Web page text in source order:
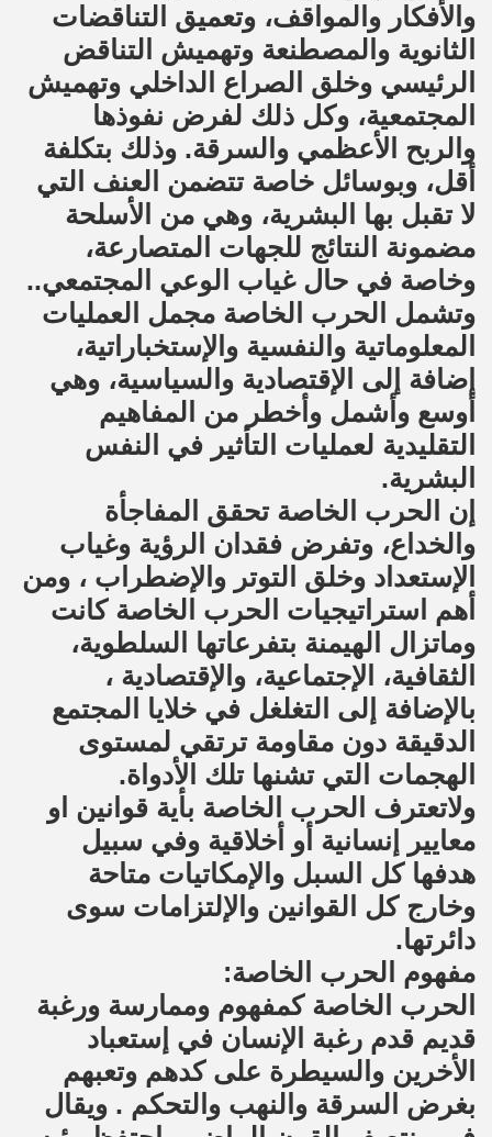
والأفكار والمواقف، وتعميق التناقضات
الثانوية والمصطنعة وتهميش التناقض
الرئيسي وخلق الصراع الداخلي وتهميش
المجتمعية، وكل ذلك لفرض نفوذها
والربح الأعظمي والسرقة. وذلك بتكلفة
أقل، وبوسائل خاصة تتضمن العنف التي
لا تقبل بها البشرية، وهي من الأسلحة
مضمونة النتائج للجهات المتصارعة،
وخاصة في حال غياب الوعي المجتمعي..
وتشمل الحرب الخاصة مجمل العمليات
المعلوماتية والنفسية والإستخباراتية،
إضافة إلى الإقتصادية والسياسية، وهي
أوسع وأشمل وأخطر من المفاهيم
التقليدية لعمليات التأثير في النفس
البشرية.
إن الحرب الخاصة تحقق المفاجأة
والخداع، وتفرض فقدان الرؤية وغياب
الإستعداد وخلق التوتر والإضطراب ، ومن
أهم استراتيجيات الحرب الخاصة كانت
وماتزال الهيمنة بتفرعاتها السلطوية،
الثقافية، الإجتماعية، والإقتصادية ،
بالإضافة إلى التغلغل في خلايا المجتمع
الدقيقة دون مقاومة ترتقي لمستوى
الهجمات التي تشنها تلك الأدواة.
ولاتعترف الحرب الخاصة بأية قوانين او
معايير إنسانية أو أخلاقية وفي سبيل
هدفها كل السبل والإمكاتيات متاحة
وخارج كل القوانين والإلتزامات سوى
دائرتها.
مفهوم الحرب الخاصة:
الحرب الخاصة كمفهوم وممارسة ورغبة
قديم قدم رغبة الإنسان في إستعباد
الأخرين والسيطرة على كدهم وتعبهم
بغرض السرقة والنهب والتحكم . ويقال